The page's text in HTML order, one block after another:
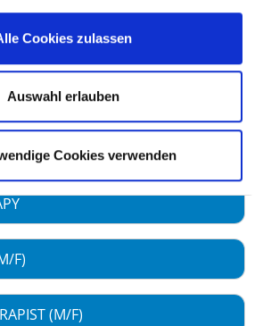
Cookies zulassen
Auswahl erlauben
Cookies verwenden
RADIOLOGY ASSISTANT
ADDITIONAL QUALIFICATION IN
ADDITIONAL QUALIFICATION IN
F)
(M/F)